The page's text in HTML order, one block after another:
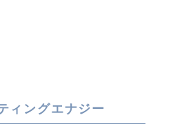
ィングエナジー